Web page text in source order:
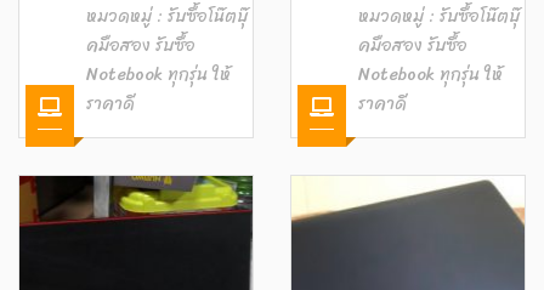
หมวดหมู่ : รับซื้อโน๊ตบุ๊
คมือสอง รับซื้อ
Notebook ทุกรุ่น ให้
ราคาดี
หมวดหมู่ : รับซื้อโน๊ตบุ๊
คมือสอง รับซื้อ
Notebook ทุกรุ่น ให้
ราคาดี